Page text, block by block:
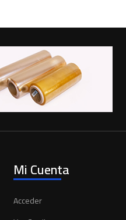
Mi Cuenta
Acceder